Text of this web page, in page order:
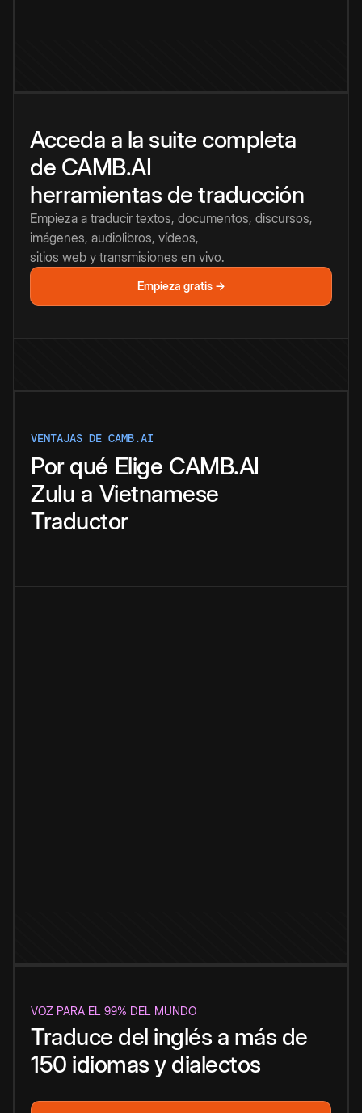
Acceda a la suite completa
de CAMB.AI
herramientas de traducción
Empieza a traducir textos, documentos, discursos,
imágenes, audiolibros, vídeos,
sitios web y transmisiones en vivo.
Empieza gratis →
VENTAJAS DE CAMB.AI
Por qué Elige CAMB.AI
Zulu a Vietnamese
Traductor
VOZ PARA EL 99% DEL MUNDO
Traduce del inglés a más de
150 idiomas y dialectos